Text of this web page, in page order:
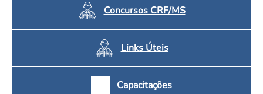
Concursos CRF/MS
Links Úteis
Capacitações